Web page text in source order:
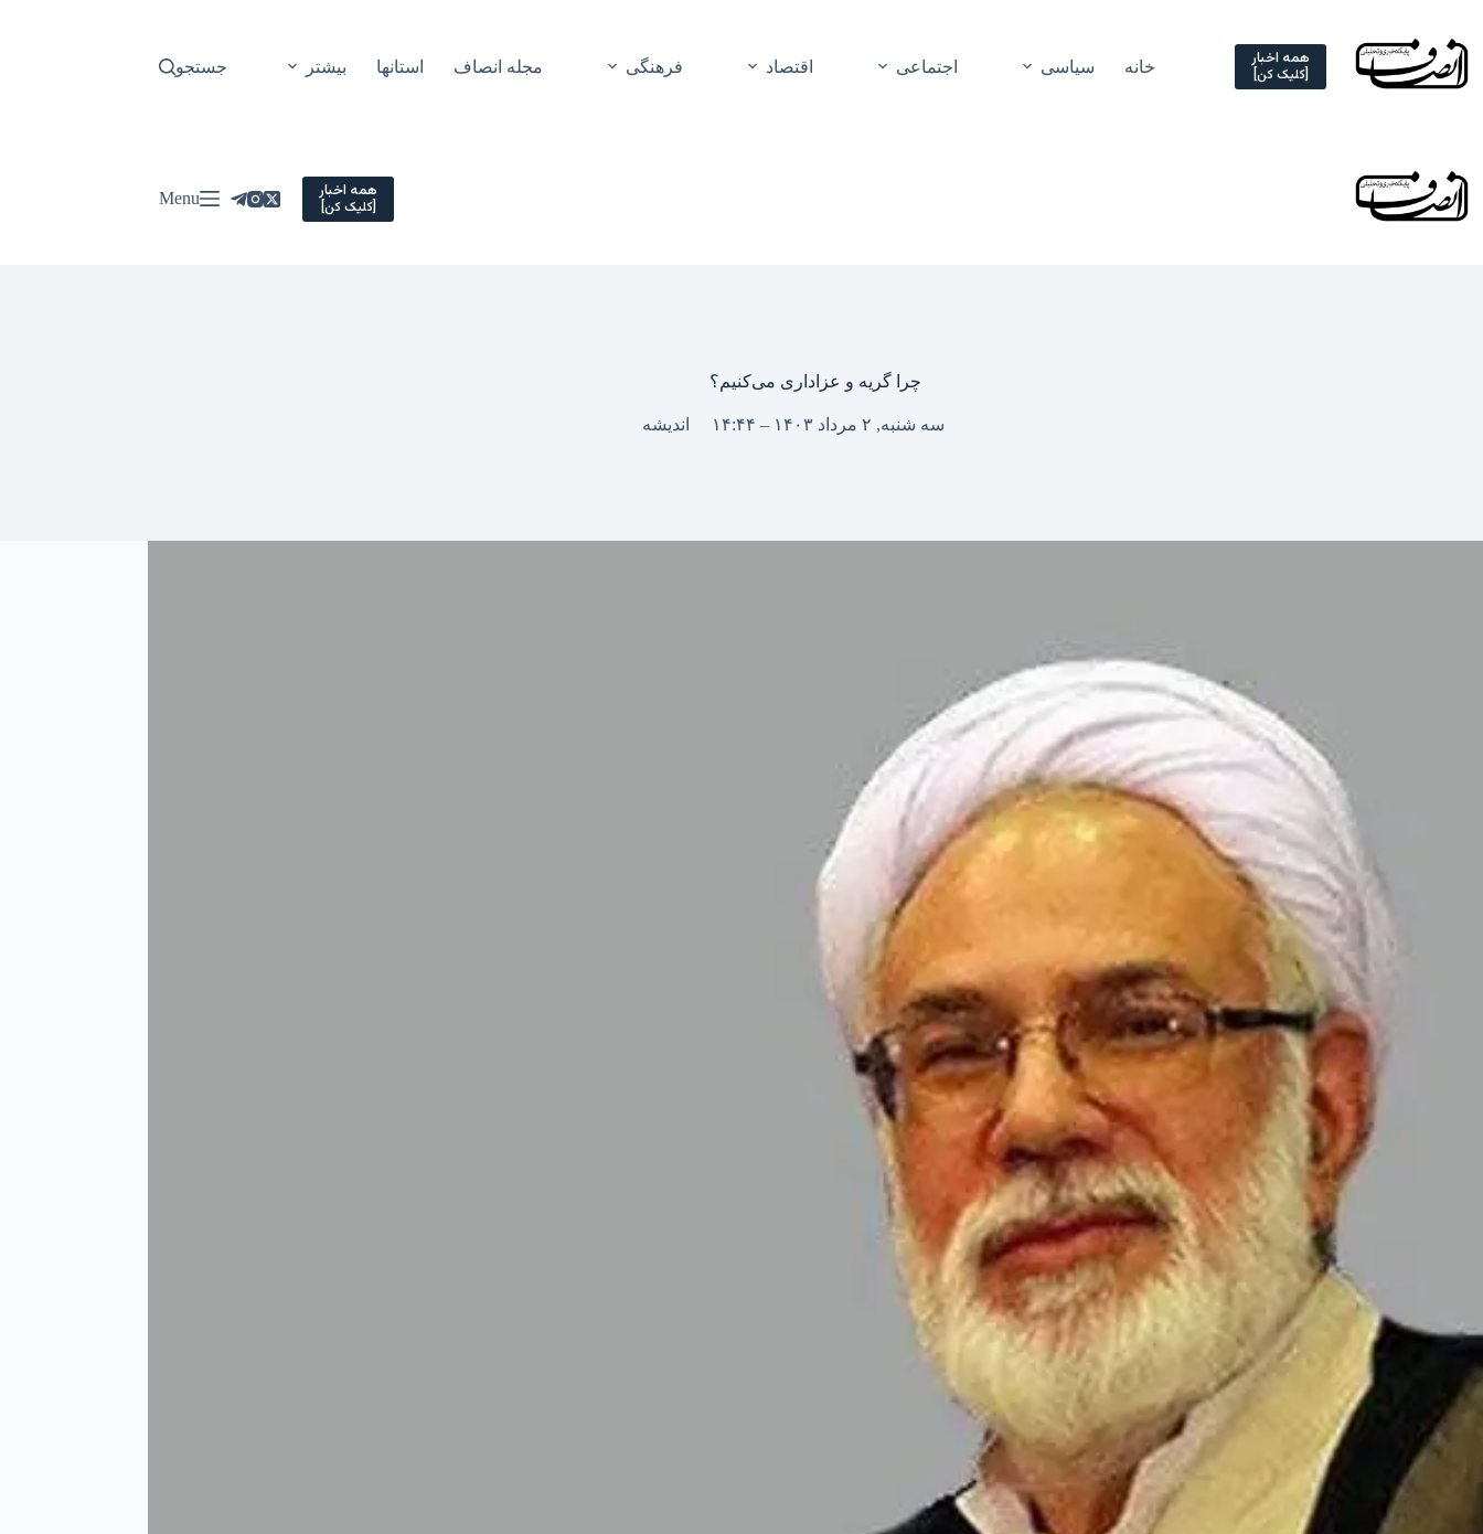
content
همه اخبار
[کلیک کن] خانه سیاسی اجتماعی اقتصاد فرهنگی مجله انصاف استانها بیشتر جستجو
همه اخبار
[کلیک کن] Menu
چرا گریه و عزاداری می‌کنیم؟
سه شنبه, ۲ مرداد ۱۴۰۳ – ۱۴:۴۴ اندیشه